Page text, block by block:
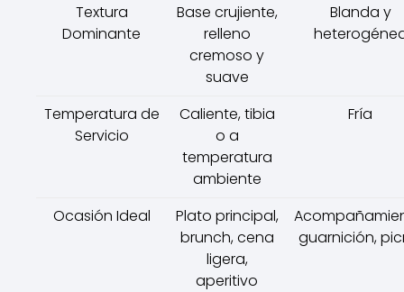
Textura
Dominante
Base crujiente,
relleno
cremoso y
suave
Blanda y
Temperatura de
Servicio
Caliente, tibia
o a
temperatura
ambiente
Fría
Ocasión Ideal
Plato principal,
brunch, cena
ligera,
aperitivo
guarnición,